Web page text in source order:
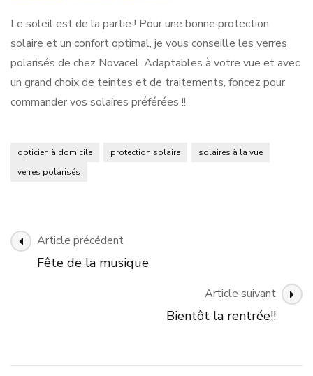
Le soleil est de la partie ! Pour une bonne protection
solaire et un confort optimal, je vous conseille les verres
polarisés de chez Novacel. Adaptables à votre vue et avec
un grand choix de teintes et de traitements, foncez pour
commander vos solaires préférées !!
opticien à domicile protection solaire
solaires à la vue
verres polarisés
Navigation
des
Article précédent
Fête de la musique
Article suivant
Bientôt la rentrée!!